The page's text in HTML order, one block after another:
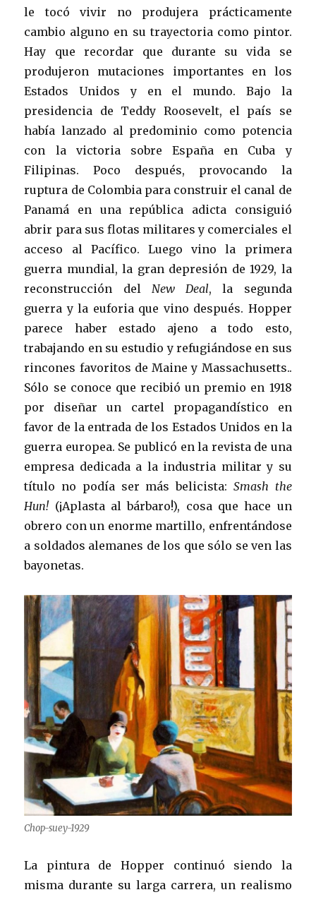
le tocó vivir no produjera prácticamente
cambio alguno en su trayectoria como pintor.
Hay que recordar que durante su vida se
produjeron mutaciones importantes en los
Estados Unidos y en el mundo. Bajo la
presidencia de Teddy Roosevelt, el país se
había lanzado al predominio como potencia
con la victoria sobre España en Cuba y
Filipinas. Poco después, provocando la
ruptura de Colombia para construir el canal de
Panamá en una república adicta consiguió
abrir para sus flotas militares y comerciales el
acceso al Pacífico. Luego vino la primera
guerra mundial, la gran depresión de 1929, la
reconstrucción del New Deal, la segunda
guerra y la euforia que vino después. Hopper
parece haber estado ajeno a todo esto,
trabajando en su estudio y refugiándose en sus
rincones favoritos de Maine y Massachusetts..
Sólo se conoce que recibió un premio en 1918
por diseñar un cartel propagandístico en
favor de la entrada de los Estados Unidos en la
guerra europea. Se publicó en la revista de una
empresa dedicada a la industria militar y su
título no podía ser más belicista: Smash the
Hun!(¡Aplasta al bárbaro!), cosa que hace un
obrero con un enorme martillo, enfrentándose
a soldados alemanes de los que sólo se ven las
bayonetas.
Chop-suey-1929
La pintura de Hopper continuó siendo la
misma durante su larga carrera, un realismo